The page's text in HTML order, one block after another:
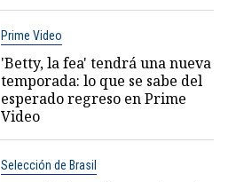
Prime Video
'Betty, la fea' tendrá una nueva
temporada: lo que se sabe del
esperado regreso en Prime
Video
Selección de Brasil